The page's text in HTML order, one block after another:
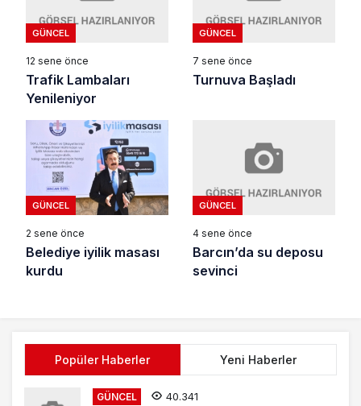
GÜNCEL
12 sene önce
Trafik Lambaları
Yenileniyor
GÜNCEL
7 sene önce
Turnuva Başladı
GÜNCEL
2 sene önce
Belediye iyilik masası
kurdu
GÜNCEL
4 sene önce
Barcın’da su deposu
sevinci
Popüler Haberler Yeni Haberler
GÜNCEL 40.341